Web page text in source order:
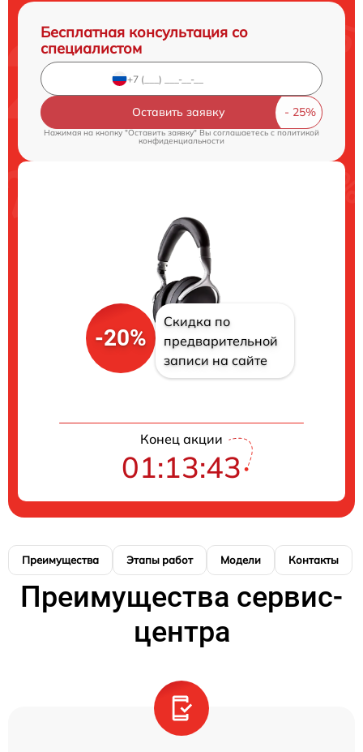
Бесплатная консультация со
специалистом
Оставить заявку
Нажимая на кнопку "Оставить заявку" Вы соглашаетесь c политикой
конфиденциальности
-20%
Скидка по
предварительной
записи на сайте
Конец акции
01:13:43
Преимущества Этапы работ Модели Контакты
Преимущества сервис-
центра